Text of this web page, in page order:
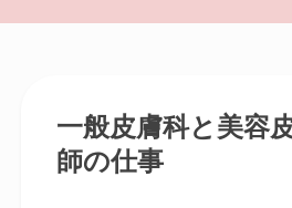
一般皮膚科と美容
師の仕事